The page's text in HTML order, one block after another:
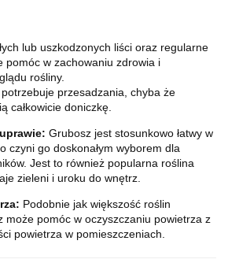
lub uszkodzonych liści oraz regularne
pomóc w zachowaniu zdrowia i
rośliny.
przesadzania, chyba że
całkowicie doniczkę.
Grubosz jest stosunkowo łatwy w
czyni go doskonałym wyborem dla
Jest to również popularna roślina
zieleni i uroku do wnętrz.
Podobnie jak większość roślin
może pomóc w oczyszczaniu powietrza z
powietrza w pomieszczeniach.